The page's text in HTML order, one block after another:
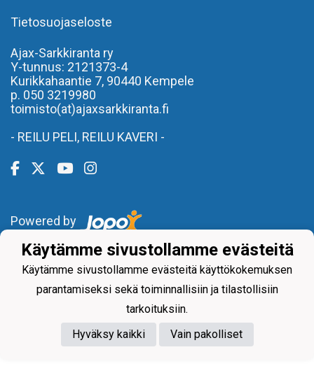
Tietosuojaseloste
Ajax-Sarkkiranta ry
Y-tunnus: 2121373-4
Kurikkahaantie 7, 90440 Kempele
p. 050 3219980
toimisto(at)ajaxsarkkiranta.fi
- REILU PELI, REILU KAVERI -
Powered by
Käytämme sivustollamme evästeitä
Käytämme sivustollamme evästeitä käyttökokemuksen
parantamiseksi sekä toiminnallisiin ja tilastollisiin
tarkoituksiin.
Hyväksy kaikki
Vain pakolliset